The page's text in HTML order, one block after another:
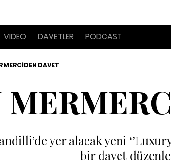
VİDEO DAVETLER PODCAST
DAVET
yer alacak yeni
bir davet